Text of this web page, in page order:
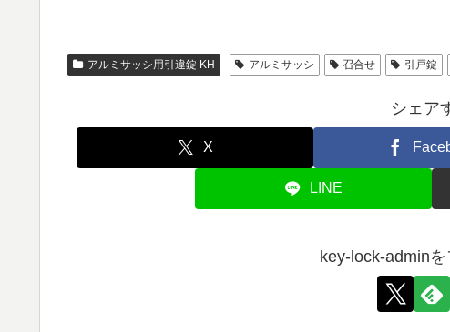
アルミサッシ用引違錠 KH アルミサッシ 召合せ 引戸錠
シェア
X
LINE
key-lock-admin